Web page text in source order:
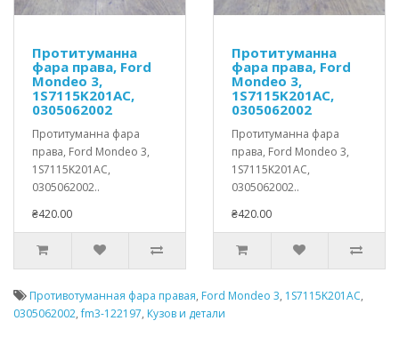
Протитуманна
фара права, Ford
Mondeo 3,
1S7115K201AC,
0305062002
Протитуманна фара
права, Ford Mondeo 3,
1S7115K201AC,
0305062002..
₴420.00
Протитуманна
фара права, Ford
Mondeo 3,
1S7115K201AC,
0305062002
Протитуманна фара
права, Ford Mondeo 3,
1S7115K201AC,
0305062002..
₴420.00
Противотуманная фара правая, Ford Mondeo 3, 1S7115K201AC,
0305062002,fm3-122197, Кузов и детали